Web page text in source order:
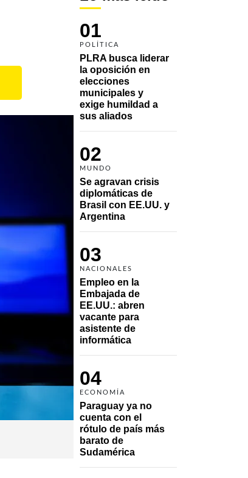
01
POLÍTICA
PLRA busca liderar
la oposición en
elecciones
municipales y
exige humildad a
sus aliados
02
MUNDO
Se agravan crisis
diplomáticas de
Brasil con EE.UU. y
Argentina
03
NACIONALES
Empleo en la
Embajada de
EE.UU.: abren
vacante para
asistente de
informática
04
ECONOMÍA
Paraguay ya no
cuenta con el
rótulo de país más
barato de
Sudamérica